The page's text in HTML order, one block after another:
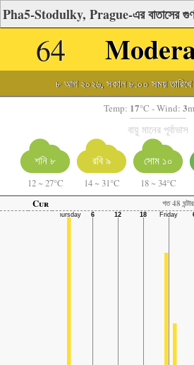
Pha5-Stodulky, Prague-এর বাতাসের
64
৮ আগ ২০২৬, সকাল ৮:০০ সময় তারিখে
Temp: 17°C - Wind: 3
বায়ু মানের পূর্বাভাস
শনি ৮
12 ~ 27°C
রবি ৯
14 ~ 31°C
সোম ১০
18 ~ 34°C
Cur
গত 48